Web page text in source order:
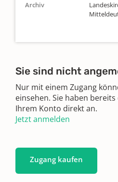
Archiv
Sie sind nicht
Nur mit einem Zugang
einsehen. Sie haben
Ihrem Konto direkt an.
Jetzt anmelden
Zugang kaufen